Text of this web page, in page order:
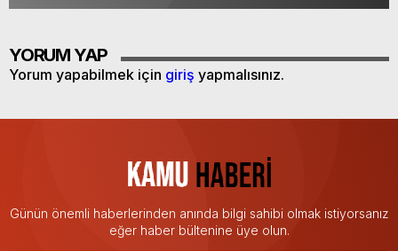
YORUM YAP
Yorum yapabilmek için giriş yapmalısınız.
Günün önemli haberlerinden anında bilgi sahibi olmak istiyorsanız
eğer haber bültenine üye olun.